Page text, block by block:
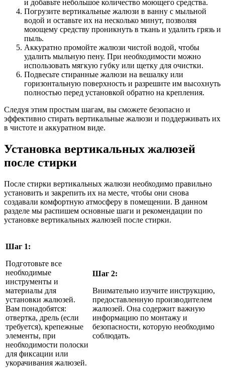
и добавьте небольшое количество моющего средства.
Погрузите вертикальные жалюзи в ванну с мыльной
водой и оставьте их на несколько минут, позволяя
моющему средству проникнуть в ткань и удалить грязь и
пыль.
Аккуратно промойте жалюзи чистой водой, чтобы
удалить мыльную пену. При необходимости можно
использовать мягкую губку или щетку для очистки.
Подвесьте стиранные жалюзи на вешалку или
горизонтальную поверхность и разрешите им высохнуть
полностью перед установкой обратно на крепления.
Следуя этим простым шагам, вы сможете безопасно и
эффективно стирать вертикальные жалюзи и поддерживать их
в чистоте и аккуратном виде.
Установка вертикальных жалюзей
после стирки
После стирки вертикальных жалюзи необходимо правильно
установить и закрепить их на месте, чтобы они снова
создавали комфортную атмосферу в помещении. В данном
разделе мы распишем основные шаги и рекомендации по
установке вертикальных жалюзей после стирки.
Шаг 1:
Подготовьте все
необходимые
инструменты и
материалы для
установки жалюзей.
Вам понадобятся:
отвертка, дрель (если
требуется), крепежные
элементы, при
необходимости полоски
для фиксации или
укорачивания жалюзей.
Шаг 2:
Внимательно изучите инструкцию,
предоставленную производителем
жалюзей. Она содержит важную
информацию по монтажу и
безопасности, которую необходимо
соблюдать.